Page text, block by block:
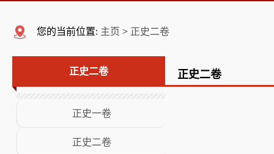
领导班子
荣誉展示
您的当前位置: 主页 > 正史二卷
正史二卷
正史一卷
正史二卷
正史二卷